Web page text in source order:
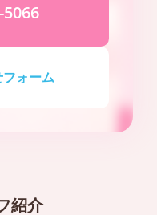
5066
ォーム
紹介